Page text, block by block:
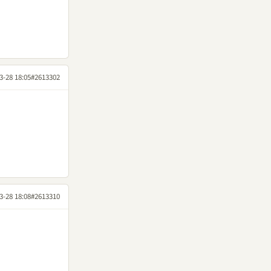
28 18:05#2613302
28 18:08#2613310